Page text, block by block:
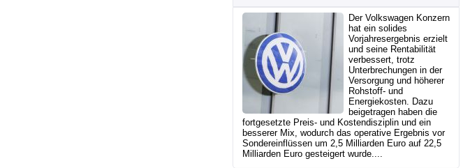
Der Volkswagen Konzern
hat ein solides
Vorjahresergebnis erzielt
und seine Rentabilität
verbessert, trotz
Unterbrechungen in der
Versorgung und höherer
Rohstoff- und
Energiekosten. Dazu
beigetragen haben die
fortgesetzte Preis- und Kostendisziplin und ein
besserer Mix, wodurch das operative Ergebnis vor
Sondereinflüssen um 2,5 Milliarden Euro auf 22,5
Milliarden Euro gesteigert wurde....